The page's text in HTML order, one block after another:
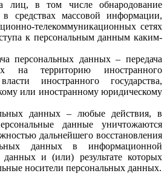
лиц, в том числе обнародование
средствах массовой информации,
телекоммуникационных сетях
к персональным данным каким-
персональных данных – передача
на территорию иностранного
иностранного государства,
или иностранному юридическому
данных – любые действия, в
данные уничтожаются
дальнейшего восстановления
данных в информационной
данных и (или) результате которых
носители персональных данных.